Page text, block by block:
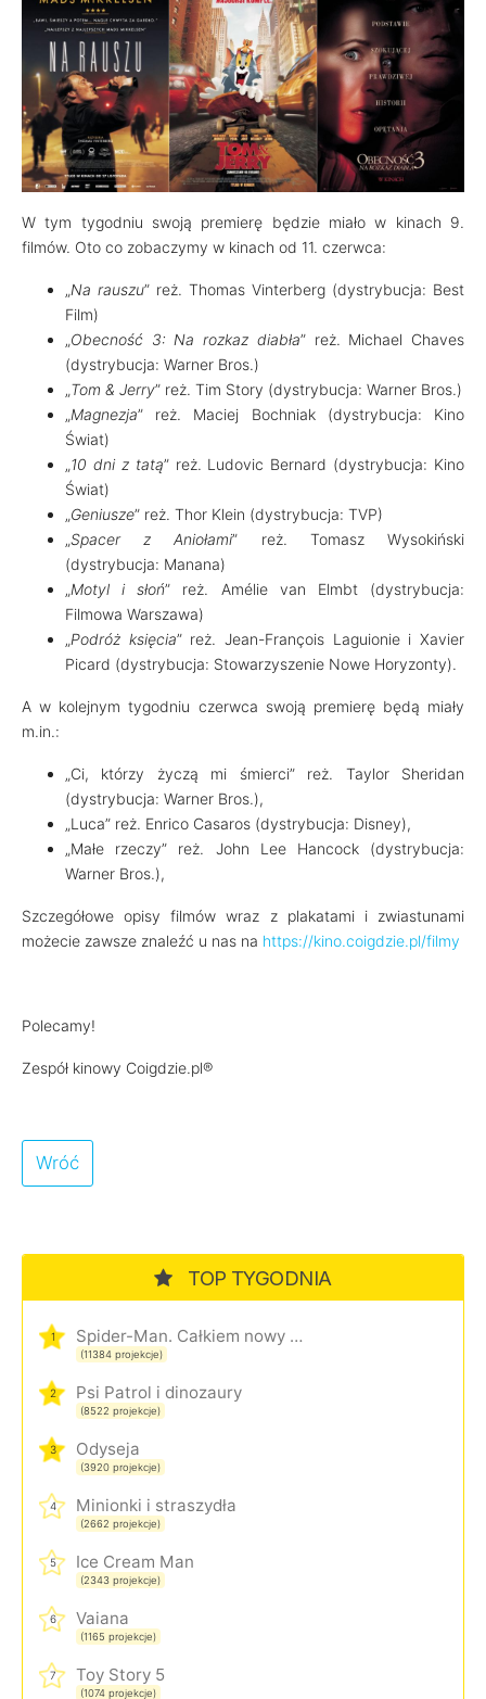
W tym tygodniu swoją premierę będzie miało w kinach 9.
filmów. Oto co zobaczymy w kinach od 11. czerwca:
„Na rauszu” reż. Thomas Vinterberg (dystrybucja: Best
Film)
„Obecność 3: Na rozkaz diabła” reż. Michael Chaves
(dystrybucja: Warner Bros.)
„Tom & Jerry” reż. Tim Story (dystrybucja: Warner Bros.)
„Magnezja” reż. Maciej Bochniak (dystrybucja: Kino
Świat)
„10 dni z tatą” reż. Ludovic Bernard (dystrybucja: Kino
Świat)
„Geniusze” reż. Thor Klein (dystrybucja: TVP)
„Spacer z Aniołami” reż. Tomasz Wysokiński
(dystrybucja: Manana)
„Motyl i słoń” reż. Amélie van Elmbt (dystrybucja:
Filmowa Warszawa)
„Podróż księcia” reż. Jean-François Laguionie i Xavier
Picard (dystrybucja: Stowarzyszenie Nowe Horyzonty).
A w kolejnym tygodniu czerwca swoją premierę będą miały
m.in.:
„Ci, którzy życzą mi śmierci” reż. Taylor Sheridan
(dystrybucja: Warner Bros.),
„Luca” reż. Enrico Casaros (dystrybucja: Disney),
„Małe rzeczy” reż. John Lee Hancock (dystrybucja:
Warner Bros.),
Szczegółowe opisy filmów wraz z plakatami i zwiastunami
możecie zawsze znaleźć u nas na https://kino.coigdzie.pl/filmy
Polecamy!
Zespół kinowy Coigdzie.pl®
Wróć
TOP TYGODNIA
1 Spider-Man. Całkiem nowy dzień
(11384 projekcje)
2 Psi Patrol i dinozaury
(8522 projekcje)
3 Odyseja
(3920 projekcje)
4 Minionki i straszydła
(2662 projekcje)
5 Ice Cream Man
(2343 projekcje)
6 Vaiana
(1165 projekcje)
7 Toy Story 5
(1074 projekcje)